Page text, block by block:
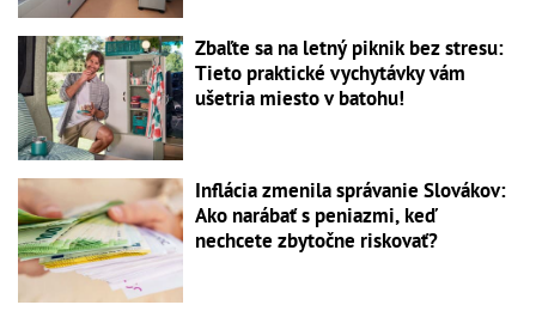
Zbaľte sa na letný piknik bez stresu:
Tieto praktické vychytávky vám
ušetria miesto v batohu!
Inflácia zmenila správanie Slovákov:
Ako narábať s peniazmi, keď
nechcete zbytočne riskovať?